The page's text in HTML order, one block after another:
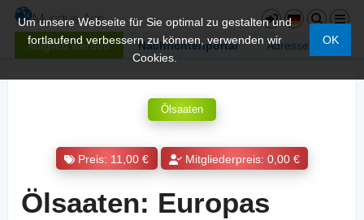
Mitglied werden Nachrichtenportal Adressen
Um unsere Webseite für Sie optimal zu gestalten und
fortlaufend verbessern zu können, verwenden wir
Cookies.
OK
Ölsaaten
Preis: 11,00 € Mitgliederpreis: 0,00 €
Ölsaaten: Europas